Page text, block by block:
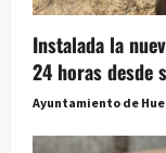
Instalada la
24 horas desde
Ayuntamiento de